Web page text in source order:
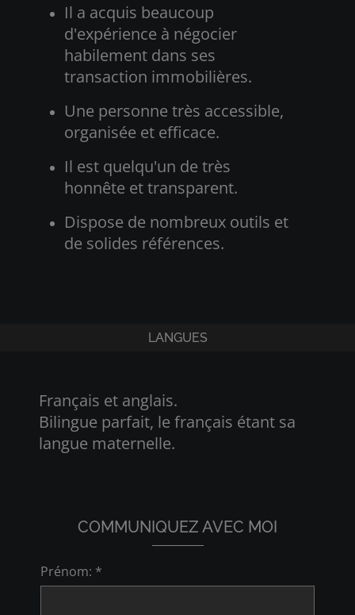
Il a acquis beaucoup
d'expérience à négocier
habilement dans ses
transaction immobilières.
Une personne très accessible,
organisée et efficace.
Il est quelqu'un de très
honnête et transparent.
Dispose de nombreux outils et
de solides références.
LANGUES
Français et anglais.
Bilingue parfait, le français étant sa
langue maternelle.
COMMUNIQUEZ AVEC MOI
Prénom: *